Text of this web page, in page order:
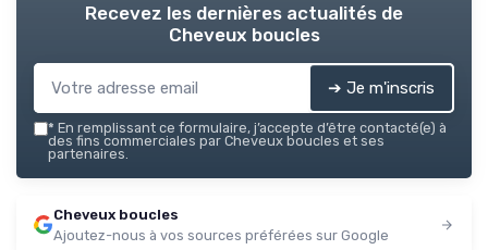
Recevez les dernières actualités de
Cheveux boucles
➔ Je m'inscris
* En remplissant ce formulaire, j’accepte d’être contacté(e) à
des fins commerciales par Cheveux boucles et ses
partenaires.
Cheveux boucles
Ajoutez-nous à vos sources préférées sur Google